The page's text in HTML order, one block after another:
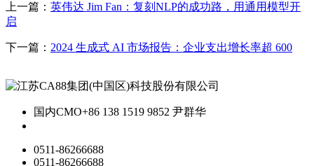
上一篇： 英伟达 Jim Fan：复刻NLP的成功路，用通用模型开
启
下一篇： 2024 生成式 AI 市场报告：企业支出增长率超 600
国内CMO+86 138 1519 9852 尹群华
0511-86266688
0511-86266688